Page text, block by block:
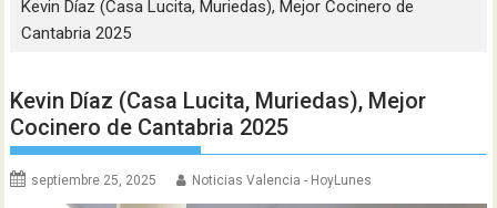
Kevin Díaz (Casa Lucita, Muriedas), Mejor Cocinero de
Cantabria 2025
Kevin Díaz (Casa Lucita, Muriedas), Mejor
Cocinero de Cantabria 2025
septiembre 25, 2025 Noticias Valencia - HoyLunes